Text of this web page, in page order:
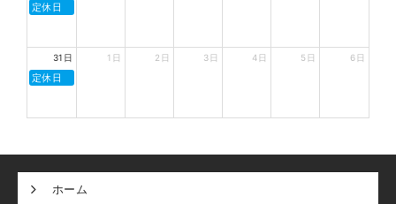
定休日
31日
定休日
1日 2日 3日 4日 5日 6日
ホーム